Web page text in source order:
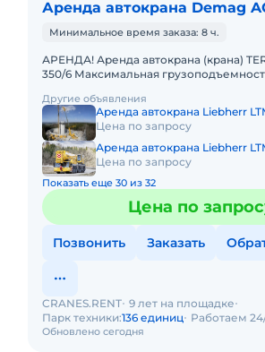
Аренда автокрана Demag
Минимальное время заказа: 8 ч.
АРЕНДА! Аренда автокрана (крана)
350/6 Максимальная
Другие объявления
Аренда автокрана Liebherr
Цена по запросу
Аренда автокрана Liebherr
Цена по запросу
Показать еще 30 из 32
Цена по
Позвонить Заказать
Обновлено сегодня
CRANES.RENT 9 лет на площадке
Парк техники:136 единиц Работаем